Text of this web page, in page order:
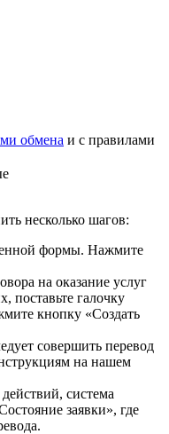
обмена и с правилами
несколько шагов:
формы. Нажмите
на оказание услуг
поставьте галочку
кнопку «Создать
совершить перевод
на нашем
система
заявки», где